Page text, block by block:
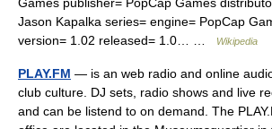
Jason Kapalka series= engine= PopCap
version= 1.02 released= 1.0… …
Wikipedia
PLAY.FM — is an web radio and online
club culture. DJ sets, radio shows and live
and can be listend to on demand. The